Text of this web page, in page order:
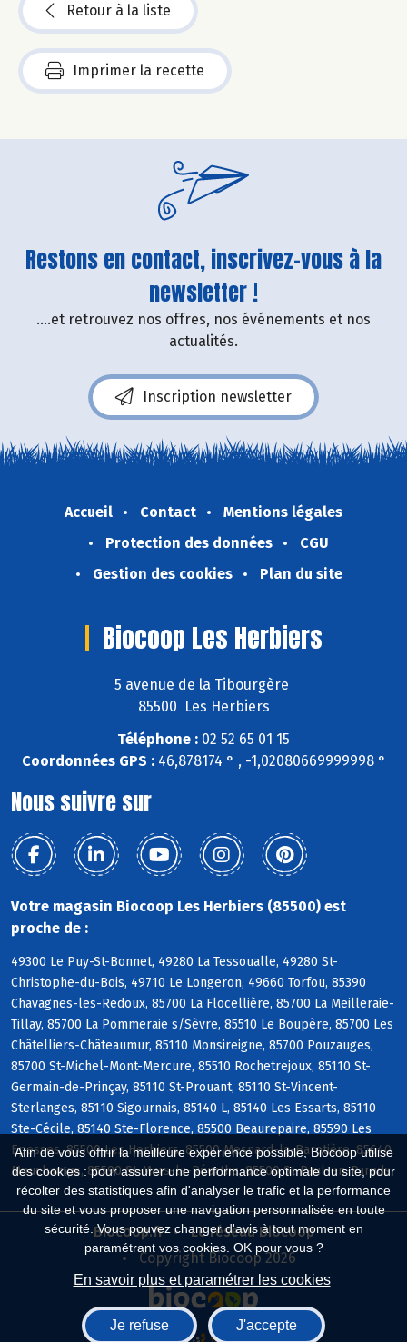
Afin de vous offrir la meilleure expérience possible, Biocoop utilise
des cookies : pour assurer une performance optimale du site, pour
récolter des statistiques afin d'analyser le trafic et la performance
du site et vous proposer une navigation personnalisée en toute
sécurité. Vous pouvez changer d'avis à tout moment en
paramétrant vos cookies. OK pour vous ?
En savoir plus et paramétrer les cookies
Je refuse J'accepte
Retour à la liste
Imprimer la recette
Restons en contact, inscrivez-vous à la
newsletter !
....et retrouvez nos offres, nos événements et nos
actualités.
Inscription newsletter
Accueil Contact
Mentions légales
Protection des données
CGU
Gestion des cookies
Plan du site
Biocoop Les Herbiers
5 avenue de la Tibourgère
85500 Les Herbiers
Téléphone : 02 52 65 01 15
Coordonnées GPS :46,878174 ° , -1,02080669999998 °
Nous suivre sur
Votre magasin Biocoop Les Herbiers (85500) est
proche de :
49300 Le Puy-St-Bonnet, 49280 La Tessoualle, 49280 St-
Christophe-du-Bois, 49710 Le Longeron, 49660 Torfou, 85390
Chavagnes-les-Redoux, 85700 La Flocellière, 85700 La Meilleraie-
Tillay, 85700 La Pommeraie s/Sèvre, 85510 Le Boupère, 85700 Les
Châtelliers-Châteaumur, 85110 Monsireigne, 85700 Pouzauges,
85700 St-Michel-Mont-Mercure, 85510 Rochetrejoux, 85110 St-
Germain-de-Prinçay, 85110 St-Prouant, 85110 St-Vincent-
Sterlanges, 85110 Sigournais, 85140 L, 85140 Les Essarts, 85110
Ste-Cécile, 85140 Ste-Florence, 85500 Beaurepaire, 85590 Les
Epesses, 85500 Les Herbiers, 85500 Mesnard-la-Barotière, 85640
Mouchamps, 85590 St-Mars-la-Réorthe, 85500 St-Paul-en-Pareds
Biocoop.fr
Le réseau Biocoop
Copyright Biocoop 2026